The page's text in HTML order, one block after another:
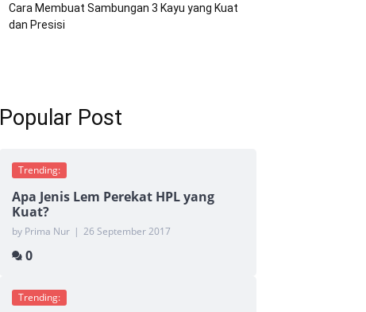
Cara Membuat Sambungan 3 Kayu yang Kuat
dan Presisi
Popular Post
Trending:
Apa Jenis Lem Perekat HPL yang
Kuat?
by Prima Nur | 26 September 2017
0
Trending: